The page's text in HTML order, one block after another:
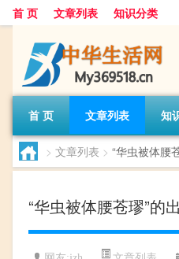
首 页 文章列表 知识分类
首 页 文章列表 知
> 文章列表 > “华虫被体腰
“华虫被体腰苍璆”的